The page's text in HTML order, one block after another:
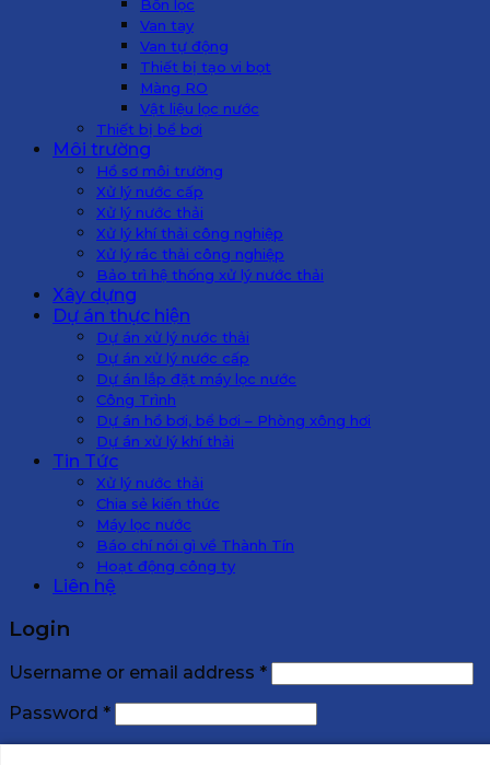
Bồn lọc
Van tay
Van tự động
Thiết bị tạo vi bọt
Màng RO
Vật liệu lọc nước
Thiết bị bể bơi
Môi trường
Hồ sơ môi trường
Xử lý nước cấp
Xử lý nước thải
Xử lý khí thải công nghiệp
Xử lý rác thải công nghiệp
Bảo trì hệ thống xử lý nước thải
Xây dựng
Dự án thực hiện
Dự án xử lý nước thải
Dự án xử lý nước cấp
Dự án lắp đặt máy lọc nước
Công Trình
Dự án hồ bơi, bể bơi – Phòng xông hơi
Dự án xử lý khí thải
Tin Tức
Xử lý nước thải
Chia sẻ kiến thức
Máy lọc nước
Báo chí nói gì về Thành Tín
Hoạt động công ty
Liên hệ
Login
Username or email address *
Password *